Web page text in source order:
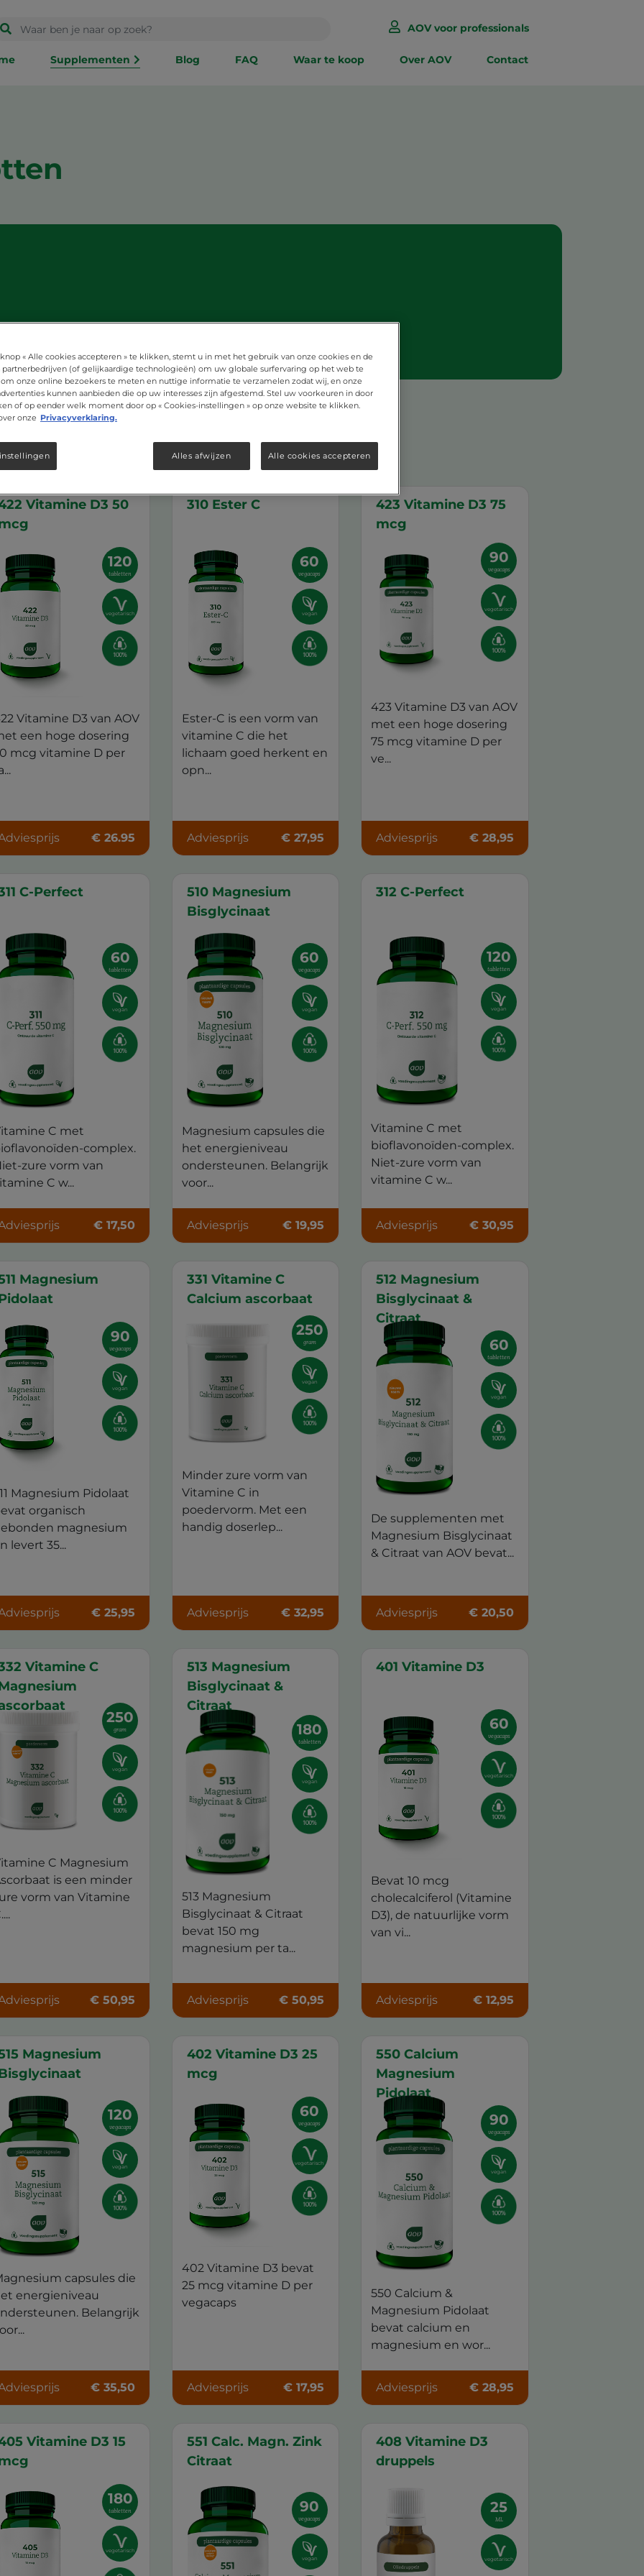
AOV voor professionals
Supplementen Blog FAQ Waar te koop Over AOV Contact
Vitamine D3 50
120
tabletten
vegetarisch
Vitamine D3 van AOV
een hoge dosering
mcg vitamine D per
€ 26.95
310 Ester C
60
vegacaps
vegan
Ester-C is een vorm van
vitamine C die het
lichaam goed herkent en
opn...
Adviesprijs € 27,95
423 Vitamine D3 75
mcg
90
vegacaps
vegetarisch
423 Vitamine D3 van AOV
met een hoge dosering
75 mcg vitamine D per
ve...
Adviesprijs € 28,95
C-Perfect
60
tabletten
vegan
C met
complex.
zure vorm van
C w...
€ 17,50
510 Magnesium
Bisglycinaat
60
vegacaps
vegan
Magnesium capsules die
het energieniveau
ondersteunen. Belangrijk
voor...
Adviesprijs € 19,95
312 C-Perfect
120
tabletten
vegan
Vitamine C met
bioflavonoïden-complex.
Niet-zure vorm van
vitamine C w...
Adviesprijs € 30,95
Magnesium
90
vegacaps
vegan
Magnesium Pidolaat
organisch
magnesium
levert 35...
€ 25,95
331 Vitamine C
Calcium ascorbaat
250
gram
vegan
Minder zure vorm van
Vitamine C in
poedervorm. Met een
handig doserlep...
Adviesprijs € 32,95
512 Magnesium
Bisglycinaat &
Citraat
60
tabletten
vegan
De supplementen met
Magnesium Bisglycinaat
& Citraat van AOV bevat...
Adviesprijs € 20,50
Vitamine C
250
gram
vegan
C Magnesium
is een minder
vorm van Vitamine
€ 50,95
513 Magnesium
Bisglycinaat &
Citraat
180
tabletten
vegan
513 Magnesium
Bisglycinaat & Citraat
bevat 150 mg
magnesium per ta...
Adviesprijs € 50,95
401 Vitamine D3
60
vegacaps
vegetarisch
Bevat 10 mcg
cholecalciferol (Vitamine
D3), de natuurlijke vorm
van vi...
Adviesprijs € 12,95
Magnesium
120
vegacaps
vegan
capsules die
energieniveau
Belangrijk
€ 35,50
402 Vitamine D3 25
mcg
60
vegacaps
vegetarisch
402 Vitamine D3 bevat
25 mcg vitamine D per
vegacaps
Adviesprijs € 17,95
550 Calcium
Magnesium
Pidolaat
90
vegacaps
vegan
550 Calcium &
Magnesium Pidolaat
bevat calcium en
magnesium en wor...
Adviesprijs € 28,95
Vitamine D3 15
180
tabletten
vegetarisch
551 Calc. Magn. Zink
Citraat
90
vegacaps
vegan
408 Vitamine D3
druppels
25
ML
vegetarisch
« Alle cookies accepteren » te klikken, stemt u in met het gebruik van onze cookies en de
partnerbedrijven (of gelijkaardige technologieën) om uw globale surfervaring op het web te
onze online bezoekers te meten en nuttige informatie te verzamelen zodat wij, en onze
kunnen aanbieden die op uw interesses zijn afgestemd. Stel uw voorkeuren in door
of op eender welk moment door op « Cookies-instellingen » op onze website te klikken.
onze Privacyverklaring.
Alles afwijzen Alle cookies accepteren